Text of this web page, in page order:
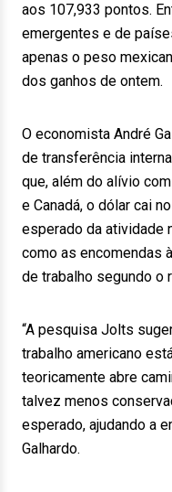
aos 107,933 pontos.
emergentes e de
apenas o peso
dos ganhos de ontem.
O economista André
de transferência
que, além do alívio
e Canadá, o dólar cai
esperado da atividade
como as encomendas
de trabalho segundo o
“A pesquisa Jolts
trabalho americano
teoricamente abre
talvez menos
esperado, ajudando a
Galhardo.